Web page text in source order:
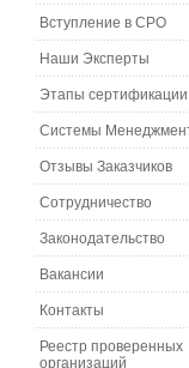
Вступление в СРО
Наши Эксперты
Этапы сертификации
Системы
Отзывы Заказчиков
Сотрудничество
Законодательство
Вакансии
Контакты
Реестр проверенных
организаций